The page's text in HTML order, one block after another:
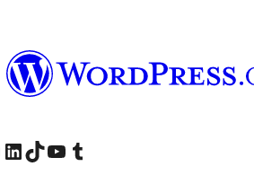
megtekintése
Instagram account
Visit our LinkedIn account
Visit our TikTok account
Visit our YouTube channel
Visit our Tumblr account